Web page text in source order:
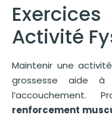
Activité
Maintenir une
grossesse aide
l’accouchement.
renforcement